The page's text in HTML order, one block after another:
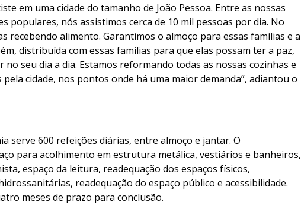
em uma cidade do tamanho de João Pessoa. Entre as nossas
populares, nós assistimos cerca de 10 mil pessoas por dia. No
recebendo alimento. Garantimos o almoço para essas famílias e a
distribuída com essas famílias para que elas possam ter a paz,
seu dia a dia. Estamos reformando todas as nossas cozinhas e
cidade, nos pontos onde há uma maior demanda”, adiantou o
serve 600 refeições diárias, entre almoço e jantar. O
para acolhimento em estrutura metálica, vestiários e banheiros,
espaço da leitura, readequação dos espaços físicos,
readequação do espaço público e acessibilidade.
meses de prazo para conclusão.